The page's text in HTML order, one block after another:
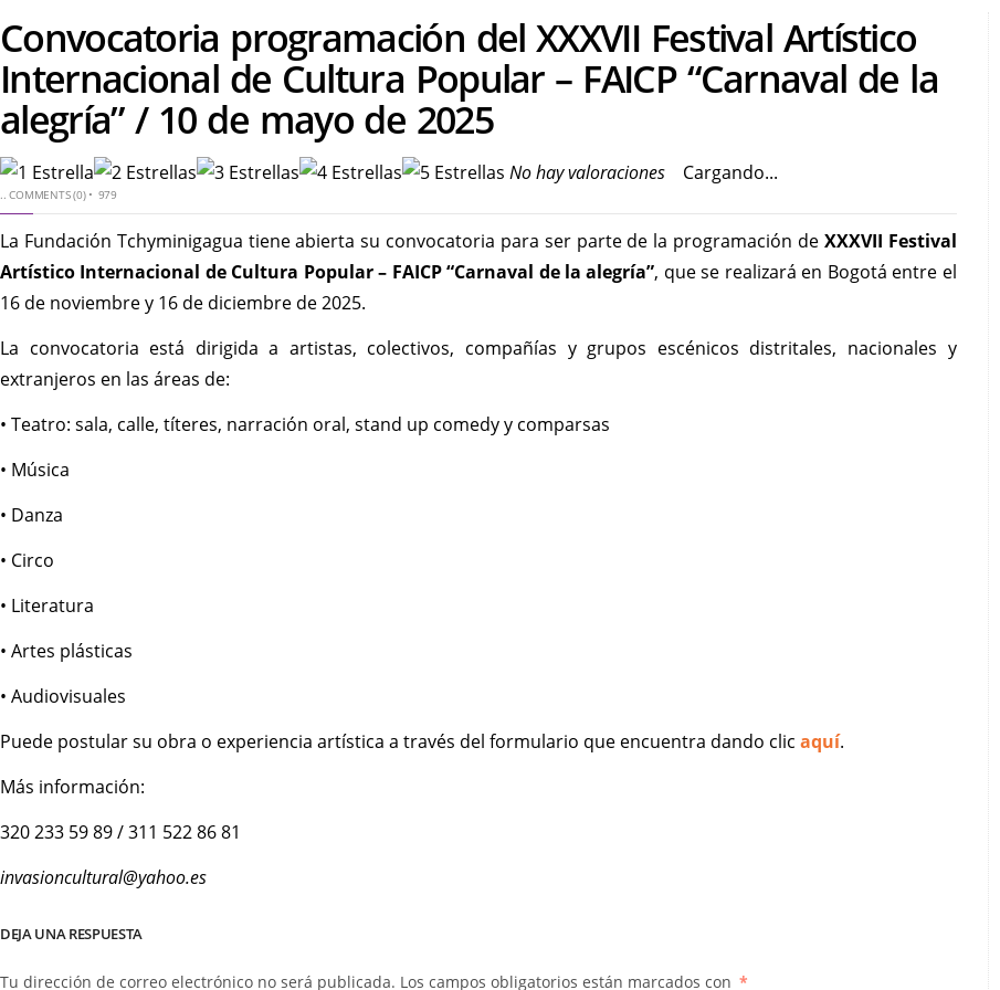
Convocatoria programación del XXXVII Festival Artístico
Internacional de Cultura Popular – FAICP “Carnaval de la
alegría” / 10 de mayo de 2025
No hay valoraciones Cargando...
..COMMENTS (0)• 979
La Fundación Tchyminigagua tiene abierta su convocatoria para ser parte de la programación de XXXVII Festival
Artístico Internacional de Cultura Popular – FAICP “Carnaval de la alegría”, que se realizará en Bogotá entre el
16 de noviembre y 16 de diciembre de 2025.
La convocatoria está dirigida a artistas, colectivos, compañías y grupos escénicos distritales, nacionales y
extranjeros en las áreas de:
• Teatro: sala, calle, títeres, narración oral, stand up comedy y comparsas
• Música
• Danza
• Circo
• Literatura
• Artes plásticas
• Audiovisuales
Puede postular su obra o experiencia artística a través del formulario que encuentra dando clic aquí.
Más información:
320 233 59 89 / 311 522 86 81
invasioncultural@yahoo.es
DEJA UNA RESPUESTA
Tu dirección de correo electrónico no será publicada. Los campos obligatorios están marcados con *